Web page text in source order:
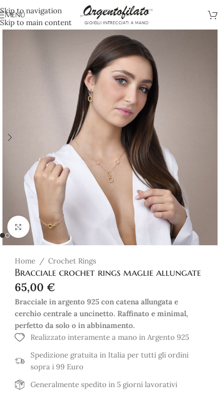
Skip to navigation
Skip to main content
MENU
Click to enlarge
Home / Crochet Rings
Bracciale crochet rings maglie allungate
65,00 €
Bracciale in argento 925 con catena allungata e
cerchio centrale a uncinetto. Raffinato e minimal,
perfetto da solo o in abbinamento.
Realizzato interamente a mano in Argento 925
Spedizione gratuita in Italia per tutti gli ordini
sopra i 99 Euro
Generalmente spedito in 5 giorni lavorativi